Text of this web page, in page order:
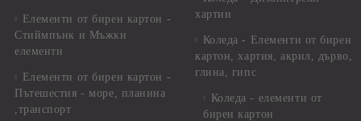
Елементи от бирен картон -
Стиймпънк и Мъжки
елементи
Елементи от бирен картон -
Пътешестия - море, планина
,транспорт
хартии
Коледа - Eлементи от бирен
картон, хартия, акрил, дърво,
глина, гипс
Коледа - елементи от
бирен картон